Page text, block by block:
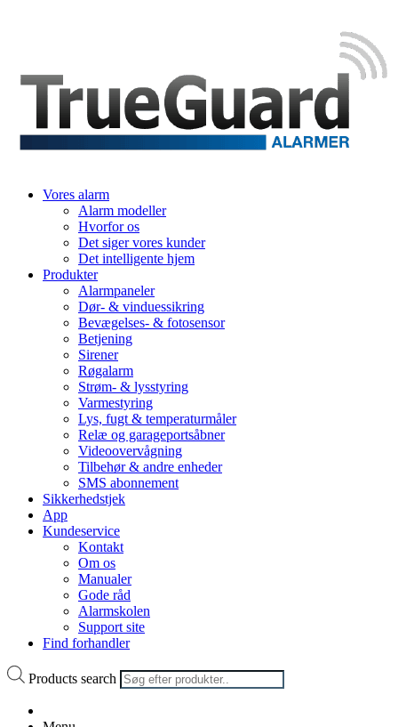
Vores alarm
Alarm modeller
Hvorfor os
Det siger vores kunder
Det intelligente hjem
Produkter
Alarmpaneler
Dør- & vinduessikring
Bevægelses- & fotosensor
Betjening
Sirener
Røgalarm
Strøm- & lysstyring
Varmestyring
Lys, fugt & temperaturmåler
Relæ og garageportsåbner
Videoovervågning
Tilbehør & andre enheder
SMS abonnement
Sikkerhedstjek
App
Kundeservice
Kontakt
Om os
Manualer
Gode råd
Alarmskolen
Support site
Find forhandler
Products search